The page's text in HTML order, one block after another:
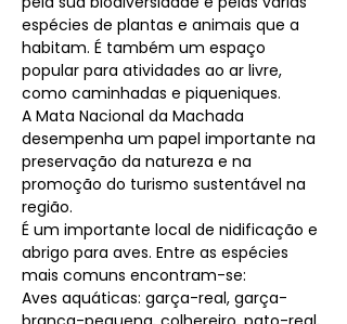
espécies de plantas e animais que a
habitam. É também um espaço
popular para atividades ao ar livre,
como caminhadas e piqueniques.
A Mata Nacional da Machada
desempenha um papel importante na
preservação da natureza e na
promoção do turismo sustentável na
região.
É um importante local de nidificação e
abrigo para aves. Entre as espécies
mais comuns encontram-se:
Aves aquáticas: garça-real, garça-